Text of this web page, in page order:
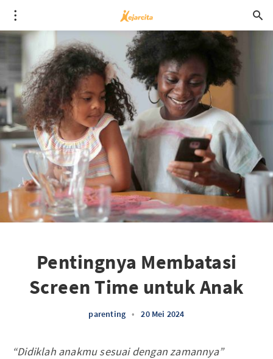
Pentingnya Membatasi
Screen Time untuk Anak
parenting • 20 Mei 2024
“Didiklah anakmu sesuai dengan zamannya”